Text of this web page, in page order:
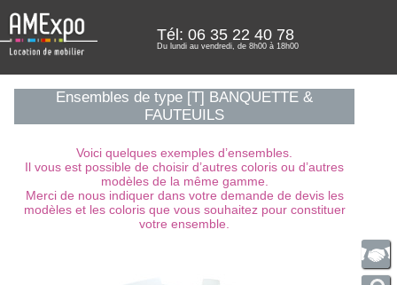
Tél: 06 35 22 40 78
Du lundi au vendredi, de 8h00 à 18h00
Ensembles de type [T] BANQUETTE &
FAUTEUILS
Voici quelques exemples d’ensembles.
Il vous est possible de choisir d’autres coloris ou d’autres
modèles de la même gamme.
Merci de nous indiquer dans votre demande de devis les
modèles et les coloris que vous souhaitez pour constituer
votre ensemble.